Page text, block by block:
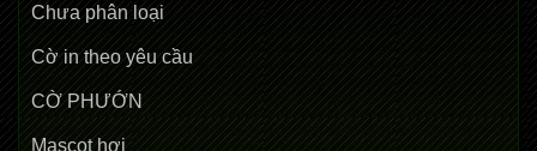
Chưa phân loại
Cờ in theo yêu cầu
CỜ PHƯỚN
Mascot hơi